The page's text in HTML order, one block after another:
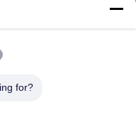
С Нами
for?